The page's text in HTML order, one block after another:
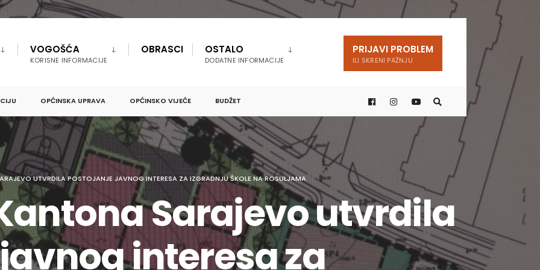
VOGOŠĆA
KORISNE INFORMACIJE
OBRASCI OSTALO
DODATNE INFORMACIJE
PRIJAVI PROBLEM
ILI SKRENI PAŽNJU
OPĆINSKA UPRAVA OPĆINSKO VIJEĆE BUDŽET
UTVRDILA POSTOJANJE JAVNOG INTERESA ZA IZGRADNJU ŠKOLE NA ROSULJAMA
Sarajevo utvrdila
interesa za